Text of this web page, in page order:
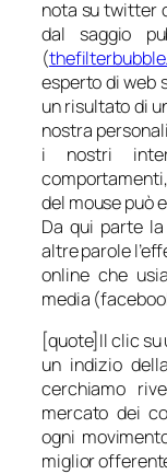
nota su twitter
dal saggio
(
esperto di web
un risultato di
nostra
i nostri
del mouse può
Da qui parte
altre parole
online che
media
[quote]Il clic
un indizio
cerchiamo
mercato dei
ogni
miglior